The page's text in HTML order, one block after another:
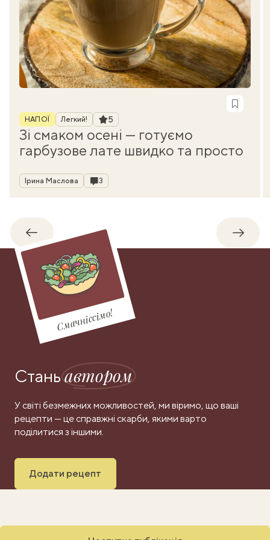
Рубрика
НАПОЇ Легкий! Рейтинг
5
Зі смаком осені — готуємо
гарбузове лате швидко та просто
Автор
Ірина Маслова Коментарі
3
Назад
Смачніссімо!
Станьавтором
У світі безмежних можливостей, ми віримо, що ваші
рецепти — це справжні скарби, якими варто
поділитися з іншими.
Додати рецепт